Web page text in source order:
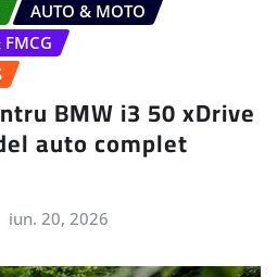
AUTO & MOTO
FMCG
BMW i3 50 xDrive
auto complet
iun. 20, 2026